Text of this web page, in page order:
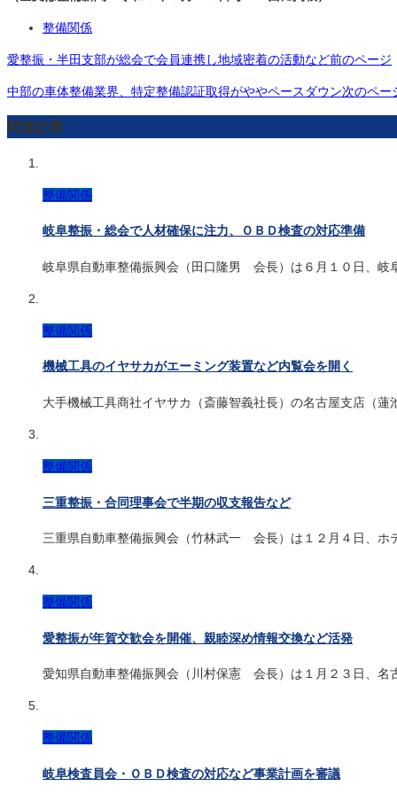
整備関係
愛整振・半田支部が総会で会員連携し地域密着の活動など前のページ
中部の車体整備業界、特定整備認証取得がややペースダウン次のペー
関連記事
整備関係
岐阜整振・総会で人材確保に注力、ＯＢＤ検査の対応準備
岐阜県自動車整備振興会（田口隆男 会長）は６月１０日、岐
整備関係
機械工具のイヤサカがエーミング装置など内覧会を開く
大手機械工具商社イヤサカ（斎藤智義社長）の名古屋支店（蓮
整備関係
三重整振・合同理事会で半期の収支報告など
三重県自動車整備振興会（竹林武一 会長）は１２月４日、ホ
整備関係
愛整振が年賀交歓会を開催、親睦深め情報交換など活発
愛知県自動車整備振興会（川村保憲 会長）は１月２３日、名
整備関係
岐阜検査員会・ＯＢＤ検査の対応など事業計画を審議